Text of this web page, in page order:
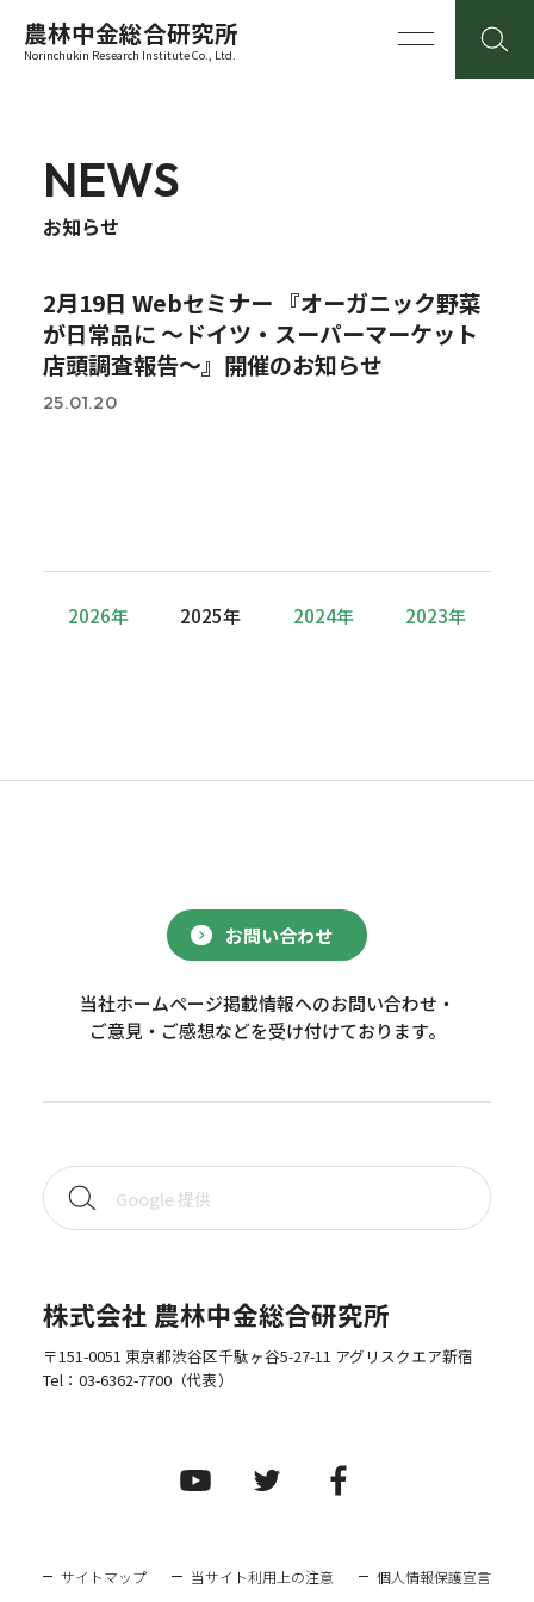
農林中金総合研究所
Norinchukin Research Institute Co., Ltd.
NEWS
お知らせ
2月19日 Webセミナー 『オーガニック野菜
が日常品に ～ドイツ・スーパーマーケット
店頭調査報告～』開催のお知らせ
25.01.20
2026年 2025年 2024年 2023年
お問い合わせ
当社ホームページ掲載情報へのお問い合わせ・
ご意見・ご感想などを受け付けております。
株式会社 農林中金総合研究所
〒151-0051 東京都渋谷区千駄ヶ谷5-27-11 アグリスクエア新宿
Tel： 03-6362-7700（代表）
サイトマップ 当サイト利用上の注意 個人情報保護宣言